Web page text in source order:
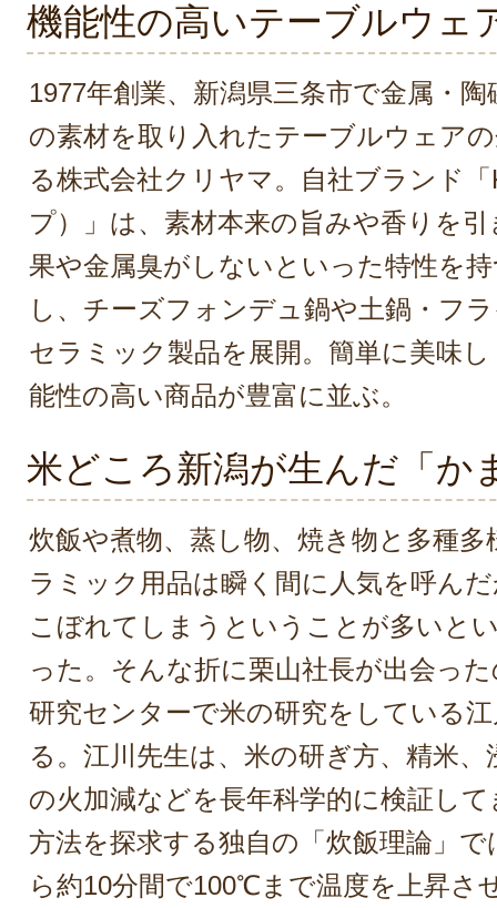
機能性の高いテーブルウェ
1977年創業、新潟県三条市で金属・
の素材を取り入れたテーブルウェア
る株式会社クリヤマ。自社ブランド
プ）」は、素材本来の旨みや香りを
果や金属臭がしないといった特性を
し、チーズフォンデュ鍋や土鍋・フ
セラミック製品を展開。簡単に美味
能性の高い商品が豊富に並ぶ。
米どころ新潟が生んだ「か
炊飯や煮物、蒸し物、焼き物と多種
ラミック用品は瞬く間に人気を呼ん
こぼれてしまうということが多いと
った。そんな折に栗山社長が出会っ
研究センターで米の研究をしている
る。江川先生は、米の研ぎ方、精米
の火加減などを長年科学的に検証し
方法を探求する独自の「炊飯理論」
ら約10分間で100℃まで温度を上昇さ